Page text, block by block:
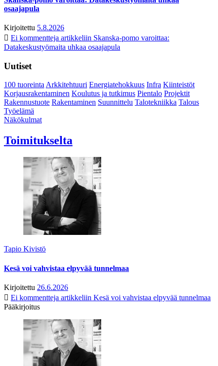
osaajapula
Kirjoitettu 5.8.2026
Ei kommentteja artikkeliin Skanska-pomo varoittaa:
Datakeskustyömaita uhkaa osaajapula
Uutiset
100 tuoreintaArkkitehtuuri Energiatehokkuus Infra Kiinteistöt
Korjausrakentaminen Koulutus ja tutkimus Pientalo Projektit
Rakennustuote Rakentaminen Suunnittelu Talotekniikka Talous
Työelämä
Näkökulmat
Toimitukselta
Tapio Kivistö
Kesä voi vahvistaa elpyvää tunnelmaa
Kirjoitettu 26.6.2026
Ei kommentteja artikkeliin Kesä voi vahvistaa elpyvää tunnelmaa
Pääkirjoitus